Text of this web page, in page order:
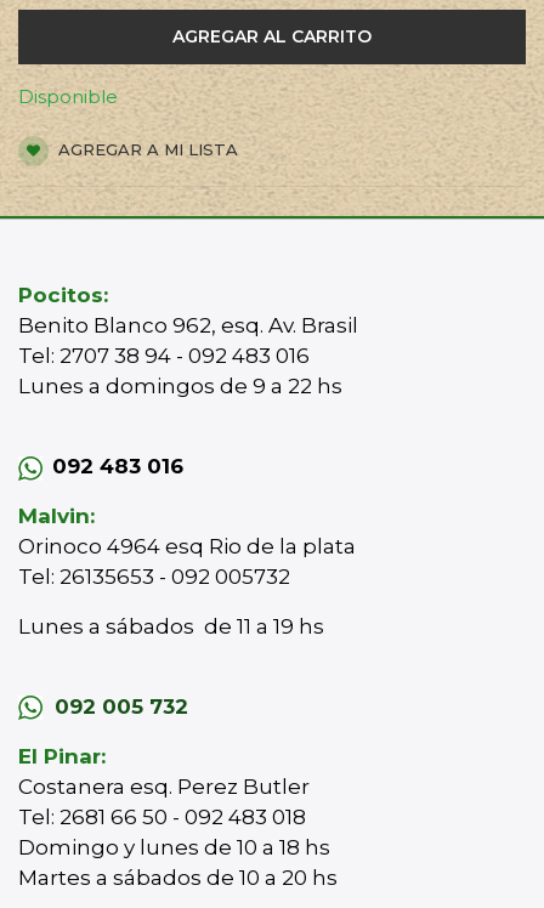
AGREGAR AL CARRITO
Disponible
AGREGAR A MI LISTA
Pocitos:
Benito Blanco 962, esq. Av. Brasil
Tel: 2707 38 94 - 092 483 016
Lunes a domingos de 9 a 22 hs
092 483 016
Malvin:
Orinoco 4964 esq Rio de la plata
Tel: 26135653 - 092 005732
Lunes a sábados de 11 a 19 hs
092 005 732
El Pinar:
Costanera esq. Perez Butler
Tel: 2681 66 50 - 092 483 018
Domingo y lunes de 10 a 18 hs
Martes a sábados de 10 a 20 hs